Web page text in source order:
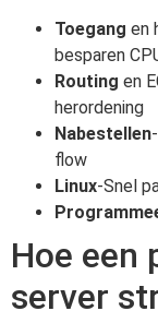
Toegang en
besparen
Routing en
herordening
Nabestellen
flow
Linux-Snel
Hoe een
server